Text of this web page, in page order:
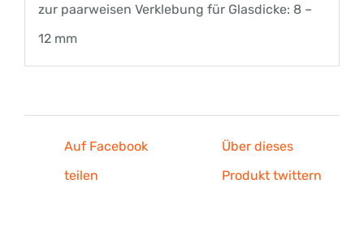
zur paarweisen Verklebung für Glasdicke: 8 –
12 mm
Auf Facebook
teilen
Über dieses
Produkt twittern